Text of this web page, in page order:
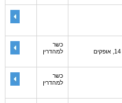
כשר
למהדרין
כשר
למהדרין